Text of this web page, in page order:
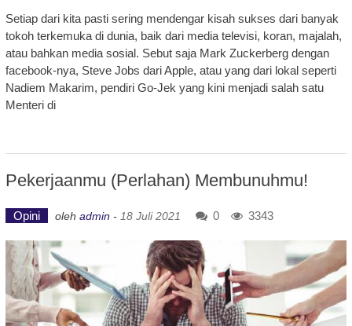
Setiap dari kita pasti sering mendengar kisah sukses dari banyak
tokoh terkemuka di dunia, baik dari media televisi, koran, majalah,
atau bahkan media sosial. Sebut saja Mark Zuckerberg dengan
facebook-nya, Steve Jobs dari Apple, atau yang dari lokal seperti
Nadiem Makarim, pendiri Go-Jek yang kini menjadi salah satu
Menteri di
Pekerjaanmu (Perlahan) Membunuhmu!
Opini oleh admin - 18 Juli 2021 0 3343